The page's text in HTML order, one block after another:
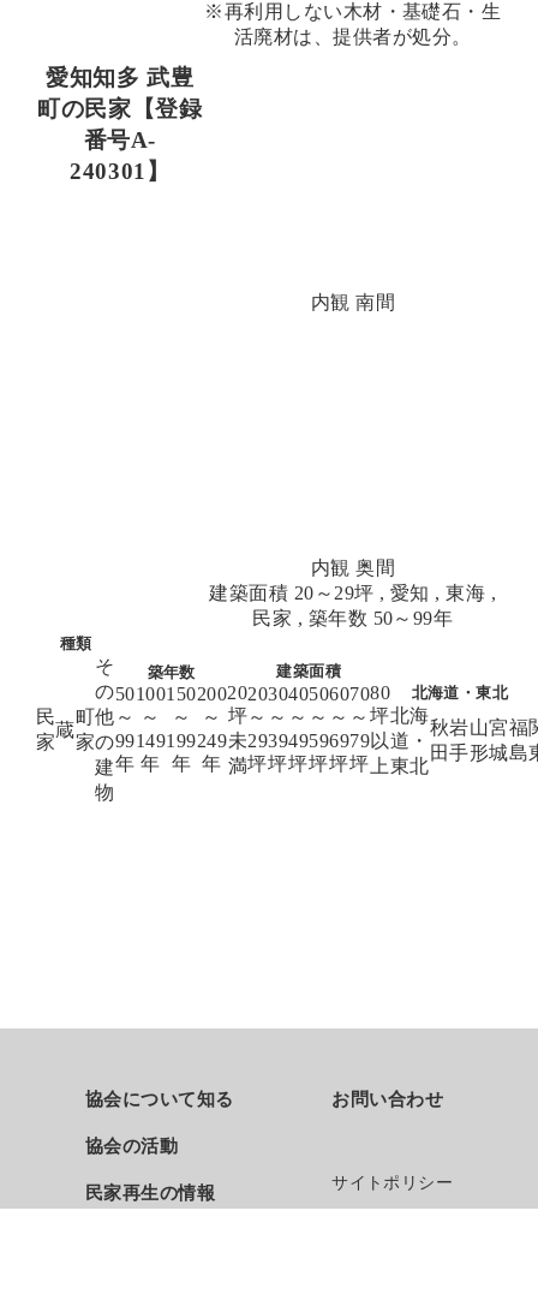
愛知知多 武豊
町の民家【登録
番号A-
240301】
※再利用しない木材・基礎石・生
活廃材は、提供者が処分。
内観 南間
内観 奥間
建築面積 20～29坪 , 愛知 ,東海 ,
民家 , 築年数 50～99年
種類
民
家
蔵
町
家
そ
の
他
の
建
物
築年数
50
～
99
年
100
～
149
年
150
～
199
年
200
～
249
年
建築面積
20
坪
未
満
20
～
29
坪
30
～
39
坪
40
～
49
坪
50
～
59
坪
60
～
69
坪
70
～
79
坪
80
坪
以
上
北海道・東北
北海
道・
東北
秋
田
岩
手
山
形
宮
城
福
島
協会について知る
協会の活動
民家再生の情報
お問い合わせ
サイトポリシー